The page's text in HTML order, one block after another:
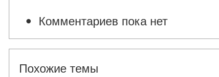
Комментариев пока нет
Похожие темы